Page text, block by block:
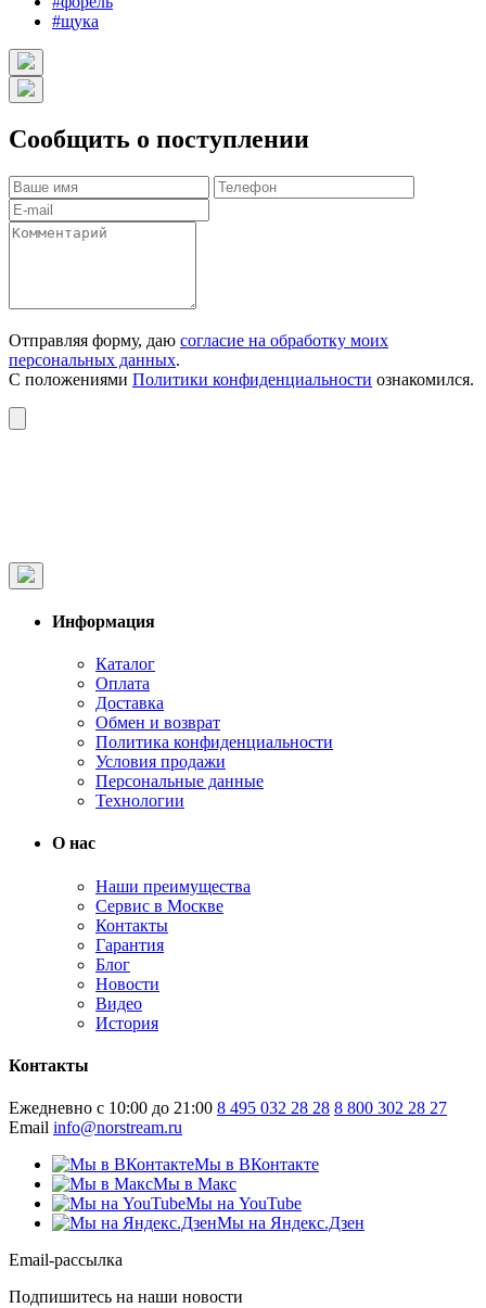
#щука
Сообщить о поступлении
Отправляя форму, даю согласие на обработку моих
персональных данных.
С положениями Политики конфиденциальности ознакомился.
Информация
Каталог
Оплата
Доставка
Обмен и возврат
Политика конфиденциальности
Условия продажи
Персональные данные
Технологии
О нас
Наши преимущества
Сервис в Москве
Контакты
Гарантия
Блог
Новости
Видео
История
Контакты
Ежедневно с 10:00 до 21:00 8 495 032 28 28 8 800 302 28 27
Email info@norstream.ru
Мы в ВКонтакте
Мы в Макс
Мы на YouTube
Мы на Яндекс.Дзен
Email-рассылка
Подпишитесь на наши новости